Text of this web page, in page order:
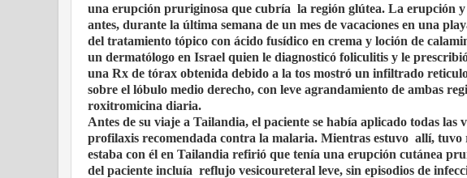
una erupción pruriginosa que cubría la región glútea. La erupción
antes, durante la última semana de un mes de vacaciones en una
del tratamiento tópico con ácido fusídico en crema y loción de
un dermatólogo en Israel quien le diagnosticó foliculitis y le
una Rx de tórax obtenida debido a la tos mostró un infiltrado
sobre el lóbulo medio derecho, con leve agrandamiento de ambas
roxitromicina diaria.
Antes de su viaje a Tailandia, el paciente se había aplicado todas
profilaxis recomendada contra la malaria. Mientras estuvo allí, tuvo
estaba con él en Tailandia refirió que tenía una erupción cutánea
del paciente incluía reflujo vesicoureteral leve, sin episodios de